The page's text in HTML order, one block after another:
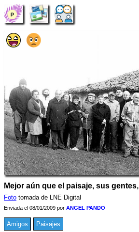
Mejor aún que el paisaje, sus gentes,
Foto tomada de LNE Digital
Enviada el 08/01/2009 por ANGEL PANDO
Amigos Paisajes